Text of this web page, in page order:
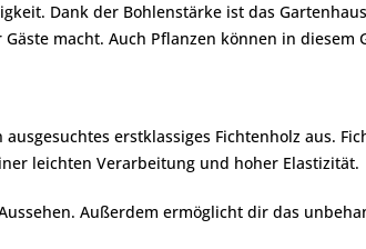
Dank der Bohlenstärke ist das
macht. Auch Pflanzen können in
erstklassiges Fichtenholz aus.
leichten Verarbeitung und hoher Elastizität.
Außerdem ermöglicht dir das